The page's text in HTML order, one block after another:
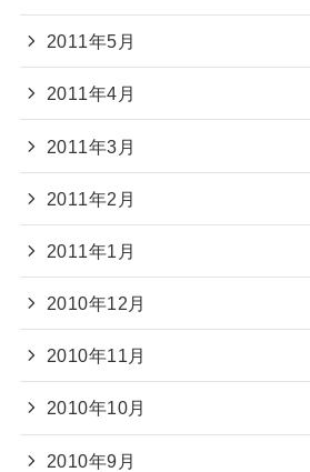
2011年5月
2011年4月
2011年3月
2011年2月
2011年1月
2010年12月
2010年11月
2010年10月
2010年9月